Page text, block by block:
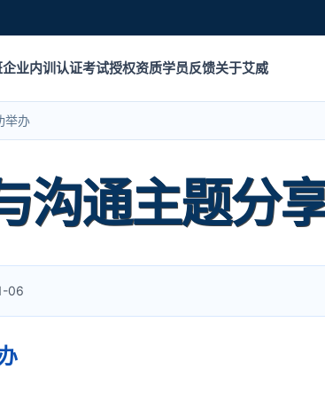
企业内训认证考试授权资质学员反馈关于艾威
举办
沟通主题分
06